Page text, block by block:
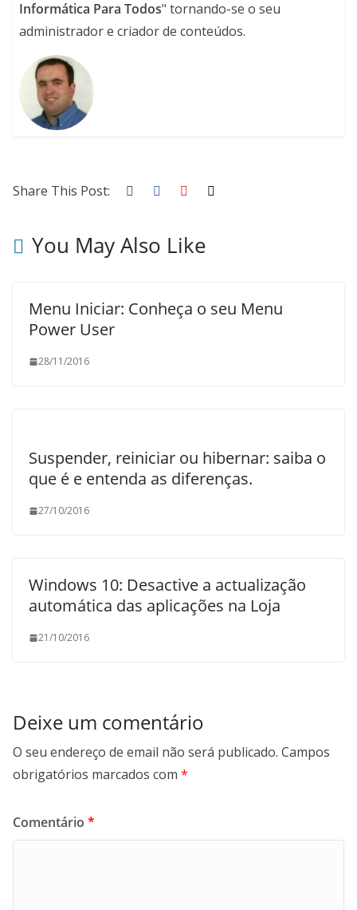
Informática Para Todos" tornando-se o seu
administrador e criador de conteúdos.
Share This Post:
You May Also Like
Menu Iniciar: Conheça o seu Menu
Power User
28/11/2016
Suspender, reiniciar ou hibernar: saiba o
que é e entenda as diferenças.
27/10/2016
Windows 10: Desactive a actualização
automática das aplicações na Loja
21/10/2016
Deixe um comentário
O seu endereço de email não será publicado. Campos
obrigatórios marcados com *
Comentário *